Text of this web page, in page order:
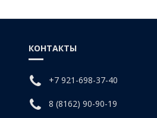
КОНТАКТЫ
+7 921-698-37-40
8 (8162) 90-90-19